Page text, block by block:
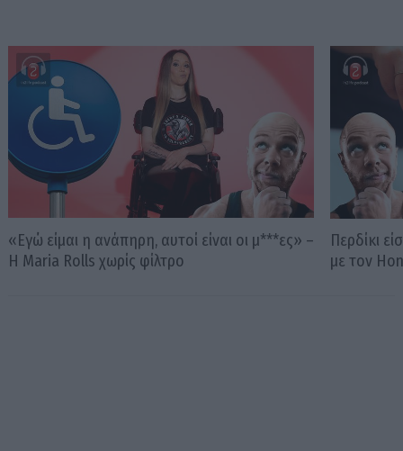
«Εγώ είμαι η ανάπηρη, αυτοί είναι οι μ***ες» –
Η Maria Rolls χωρίς φίλτρο
Περδίκι
με τον